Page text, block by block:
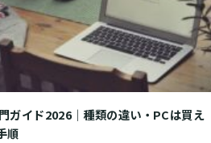
ガイド2026｜種類の違い・PCは買え
順